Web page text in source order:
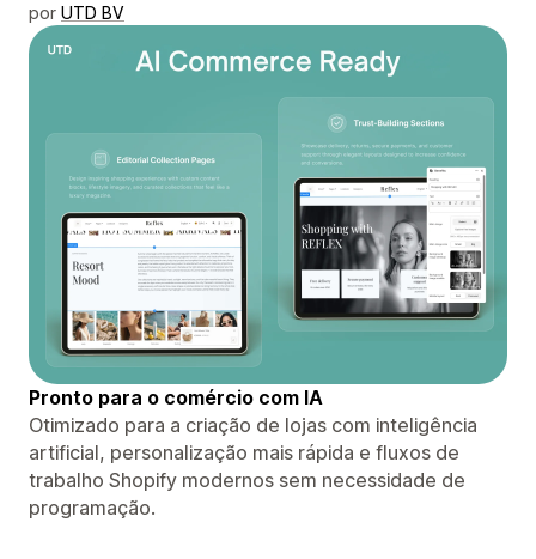
por UTD BV
Pronto para o comércio com IA
Otimizado para a criação de lojas com inteligência
artificial, personalização mais rápida e fluxos de
trabalho Shopify modernos sem necessidade de
programação.